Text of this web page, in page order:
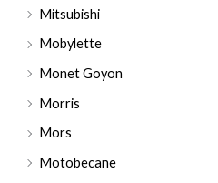
Mitsubishi
Mobylette
Monet Goyon
Morris
Mors
Motobecane